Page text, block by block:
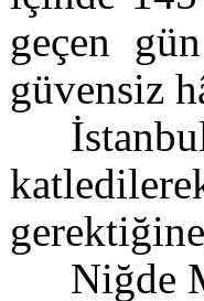
geçen
güvensiz
Niğde